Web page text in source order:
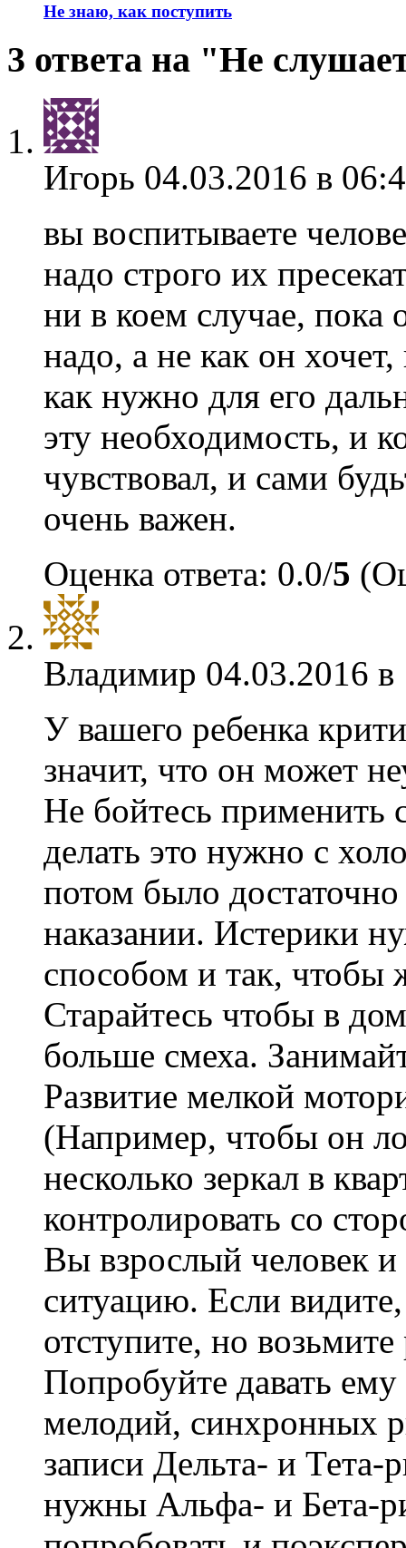
Не знаю, как поступить
3 ответа на "Не
Игорь 04.03.2016 в
вы воспитываете
надо строго их
ни в коем случае, пока
надо, а не как он
как нужно для его
эту необходимость, и
чувствовал, и сами
очень важен.
Оценка ответа: 0.0/5
Владимир 04.03.2016
У вашего ребенка
значит, что он может
Не бойтесь применить
делать это нужно с
потом было
наказании. Истерики
способом и так, чтобы
Старайтесь чтобы в
больше смеха.
Развитие мелкой
(Например, чтобы он
несколько зеркал в
контролировать со
Вы взрослый человек и
ситуацию. Если
отступите, но
Попробуйте давать
мелодий, синхронных
записи Дельта- и
нужны Альфа- и Бета-